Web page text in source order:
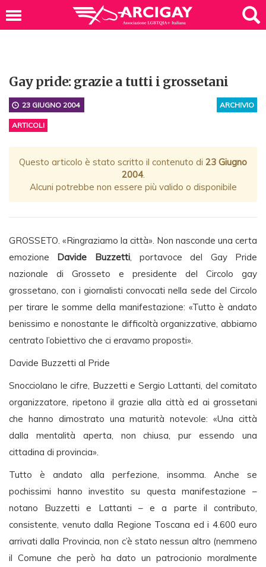
Gay pride: grazie a tutti i grossetani
ARCHIVIO
23 GIUGNO 2004
ARTICOLI
Questo articolo è stato scritto il contenuto di 23 Giugno
2004.
Alcuni potrebbe non essere più valido o disponibile
GROSSETO. «Ringraziamo la città». Non nasconde una certa
emozione Davide Buzzetti, portavoce del Gay Pride
nazionale di Grosseto e presidente del Circolo gay
grossetano, con i giornalisti convocati nella sede del Circolo
per tirare le somme della manifestazione: «Tutto è andato
benissimo e nonostante le difficoltà organizzative, abbiamo
centrato l’obiettivo che ci eravamo proposti».
Davide Buzzetti al Pride
Snocciolano le cifre, Buzzetti e Sergio Lattanti, del comitato
organizzatore, ripetono il grazie alla città ed ai grossetani
che hanno dimostrato una maturità notevole: «Una città
dalla mentalità aperta, non chiusa, pur essendo una
cittadina di provincia».
Tutto è andato alla perfezione, insomma. Anche se
pochissimi hanno investito su questa manifestazione –
notano Buzzetti e Lattanti – e a parte il contributo,
consistente, venuto dalla Regione Toscana ed i 4.600 euro
arrivati dalla Provincia, non c’è stato nessun altro (nemmeno
il Comune che però ha dato un patrocionio moralmente